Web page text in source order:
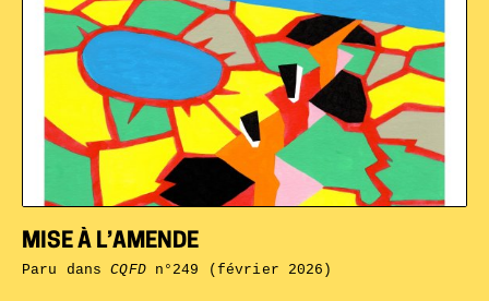
MISE À L’AMENDE
Paru dansCQFDn°249 (février 2026)